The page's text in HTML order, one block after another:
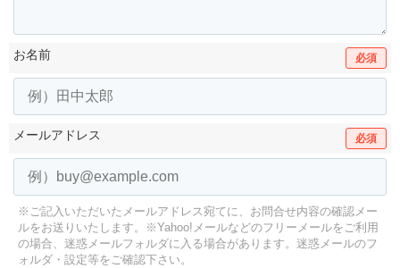
お名前 必須
メールアドレス 必須
※ご記入いただいたメールアドレス宛てに、お問合せ内容の確認メー
ルをお送りいたします。
※Yahoo!メールなどのフリーメールをご利用
の場合、迷惑メールフォルダに入る場合があります。 迷惑メールのフ
ォルダ・設定等をご確認下さい。